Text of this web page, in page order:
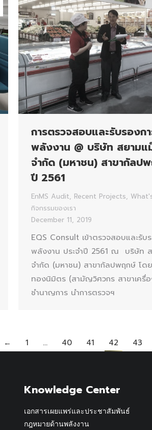
การตรวจสอบและรับรองก
พลังงาน @ บริษัท สยามแ
จำกัด (มหาชน) สาขากัลป
ปี 2561
EnMS Audit, Recent Projects,
กิจกรรมของเรา
December 11, 2019
EQS Consult เข้าตรวจสอบและรับ
พลังงาน ประจำปี 2561 ณ บริษัท
จำกัด (มหาชน) สาขากัลปพฤกษ์ โด
ทองนิมิตร (สามัญวิศวกร สาขาเครื่
ชำนาญการ นำการตรวจฯ
← 1 … 40 41 42 43
Knowledge Center
เอกสารเผยแพร่และประชาสัมพันธ์
กฎหมายด้านพลังงาน